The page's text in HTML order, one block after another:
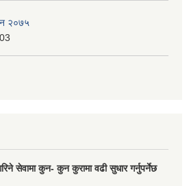
२०७५
सेवामा कुन- कुन कुरामा वढी सुधार गर्नुपर्नेछ